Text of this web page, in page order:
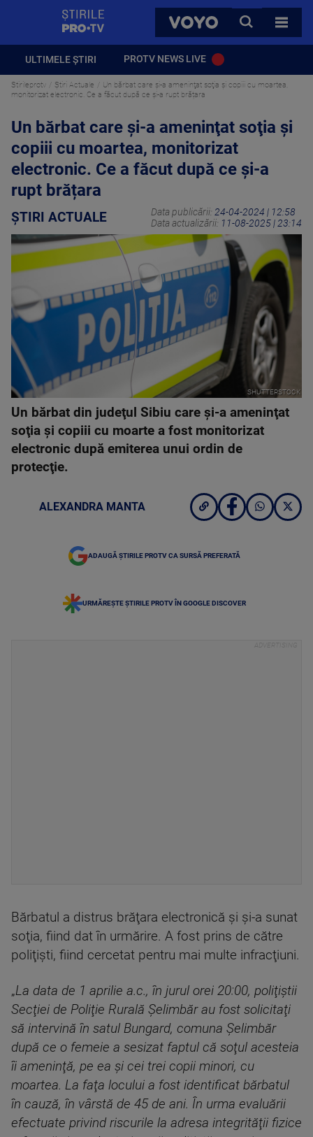
VOYO
CAUTA
TOATE
ULTIMELE ȘTIRI PROTV NEWS LIVE
Stirileprotv Știri Actuale
Un bărbat care şi-a ameninţat soţia şi copiii cu moartea,
monitorizat electronic. Ce a făcut după ce și-a rupt brățara
Un bărbat care şi-a ameninţat soţia şi
copiii cu moartea, monitorizat
electronic. Ce a făcut după ce și-a
rupt brățara
ȘTIRI ACTUALE Data publicării: 24-04-2024 | 12:58
Data actualizării: 11-08-2025 | 23:14
SHUTTERSTOCK
Un bărbat din judeţul Sibiu care şi-a ameninţat
soţia şi copiii cu moarte a fost monitorizat
electronic după emiterea unui ordin de
protecţie.
ALEXANDRA MANTA
ADAUGĂ ȘTIRILE PROTV CA SURSĂ PREFERATĂ
URMĂREȘTE ȘTIRILE PROTV ÎN GOOGLE DISCOVER
Bărbatul a distrus brăţara electronică şi şi-a sunat
soţia, fiind dat în urmărire. A fost prins de către
poliţişti, fiind cercetat pentru mai multe infracţiuni.
„La data de 1 aprilie a.c., în jurul orei 20:00, poliţiştii
Secţiei de Poliţie Rurală Şelimbăr au fost solicitaţi
să intervină în satul Bungard, comuna Şelimbăr
după ce o femeie a sesizat faptul că soţul acesteia
îi ameninţă, pe ea şi cei trei copii minori, cu
moartea. La faţa locului a fost identificat bărbatul
în cauză, în vârstă de 45 de ani. În urma evaluării
efectuate privind riscurile la adresa integrităţii fizice